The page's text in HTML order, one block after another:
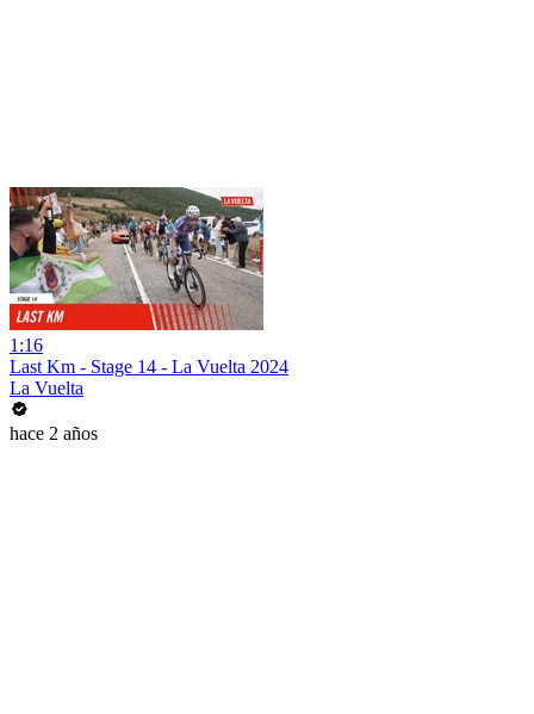
1:16
Last Km - Stage 14 - La Vuelta 2024
La Vuelta
hace 2 años